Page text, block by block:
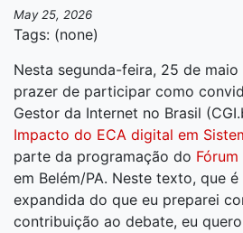
May 25, 2026
Tags: (none)
Nesta segunda-feira, 25 de
prazer de participar como
Gestor da Internet no Brasil
Impacto do ECA digital em
parte da programação do
em Belém/PA. Neste texto, que é
expandida do que eu preparei
contribuição ao debate, eu